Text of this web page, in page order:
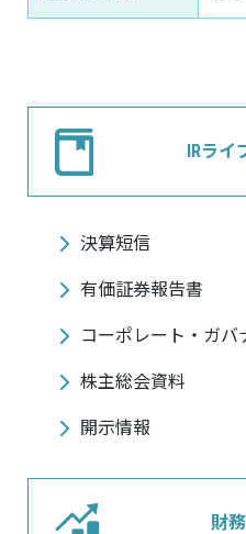
IRライ
決算短信
有価証券報告書
コーポレート・ガバ
株主総会資料
開示情報
財